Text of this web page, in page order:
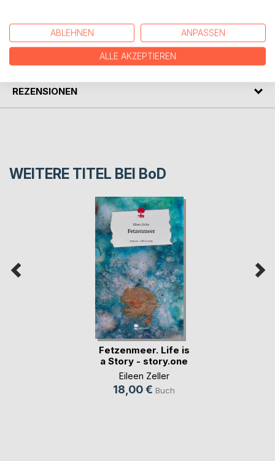
AUTOR/IN
REZENSIONEN
WEITERE TITEL BEI BoD
Fetzenmeer. Life is
a Story - story.one
Eileen Zeller
18,00 € Buch
ABLEHNEN ANPASSEN
ALLE AKZEPTIEREN